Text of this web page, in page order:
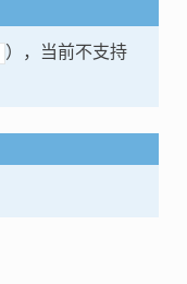
），当前不支持